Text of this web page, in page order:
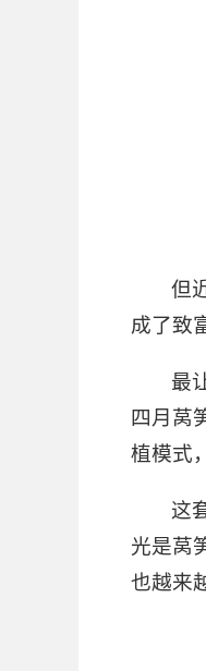
但
成了致
最
四月莴
植模式
这
光是莴
也越来